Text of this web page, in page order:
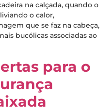
na calçada, quando o
o calor,
que se faz na cabeça,
bucólicas associadas ao
para o